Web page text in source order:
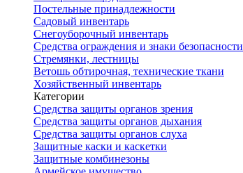
Постельные принадлежности
Садовый инвентарь
Снегоуборочный инвентарь
Средства ограждения и знаки безопасности
Стремянки, лестницы
Ветошь обтирочная, технические ткани
Хозяйственный инвентарь
Категории
Средства защиты органов зрения
Средства защиты органов дыхания
Средства защиты органов слуха
Защитные каски и каскетки
Защитные комбинезоны